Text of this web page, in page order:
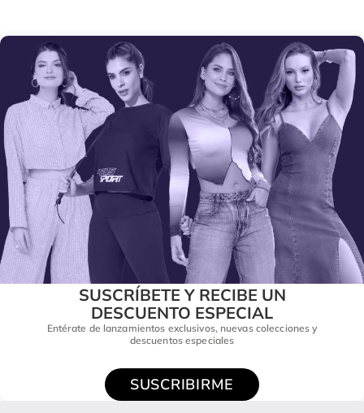
SUSCRÍBETE Y RECIBE UN
DESCUENTO ESPECIAL
Entérate de lanzamientos exclusivos, nuevas colecciones y
descuentos especiales
SUSCRIBIRME